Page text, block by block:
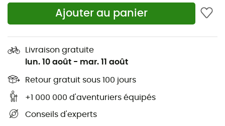
Ajouter au panier
Livraison gratuite
lun. 10 août - mar. 11 août
Retour gratuit sous 100 jours
+1 000 000 d'aventuriers équipés
Conseils d'experts
est certifié
Fair Wear Fondation
, il respecte donc des
critères très précis de production vérifiés par cette ONG.
Chaussures de randonnée pour femme, aussi
recommandées pour le Fast Hiking
Tissu en Air Mesh
Technogie Gore-tex®